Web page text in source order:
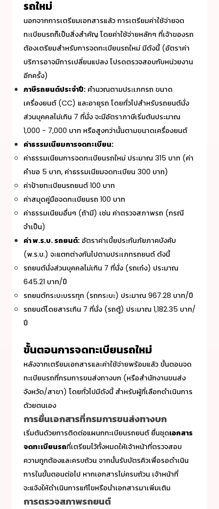
รถใหม่
นอกจากการเตรียมเอกสารแล้ว การเตรียมค่าใช้จ่ายจด
ทะเบียนรถก็เป็นสิ่งสำคัญ โดยค่าใช้จ่ายหลักๆ ที่เจ้าของรถ
ต้องเตรียมสำหรับการจดทะเบียนรถใหม่ มีดังนี้ (อัตราค่า
บริการอาจมีการเปลี่ยนแปลง โปรดตรวจสอบกับหน่วยงาน
อีกครั้ง)
ภาษีรถยนต์ประจำปี: คำนวณตามประเภทรถ ขนาด
เครื่องยนต์ (CC) และอายุรถ โดยทั่วไปสำหรับรถยนต์นั่ง
ส่วนบุคคลไม่เกิน 7 ที่นั่ง จะมีอัตราภาษีเริ่มต้นประมาณ
1,000 - 7,000 บาท หรือสูงกว่านั้นตามขนาดเครื่องยนต์
ค่าธรรมเนียมการจดทะเบียน:
ค่าธรรมเนียมการจดทะเบียนรถใหม่ ประมาณ 315 บาท (ค่า
คำขอ 5 บาท, ค่าธรรมเนียมจดทะเบียน 300 บาท)
ค่าป้ายทะเบียนรถยนต์ 100 บาท
ค่าสมุดคู่มือจดทะเบียนรถ 100 บาท
ค่าธรรมเนียมอื่นๆ (ถ้ามี) เช่น ค่าตรวจสภาพรถ (กรณี
จำเป็น)
ค่า พ.ร.บ. รถยนต์: อัตราค่าเบี้ยประกันภัยภาคบังคับ
(พ.ร.บ.) จะแตกต่างกันไปตามประเภทรถยนต์ ดังนี้
รถยนต์นั่งส่วนบุคคลไม่เกิน 7 ที่นั่ง (รถเก๋ง) ประมาณ
645.21 บาท/ปี
รถยนต์กระบะบรรทุก (รถกระบะ) ประมาณ 967.28 บาท/ปี
รถยนต์โดยสารเกิน 7 ที่นั่ง (รถตู้) ประมาณ 1,182.35 บาท/
ปี
ขั้นตอนการจดทะเบียนรถใหม่
หลังจากเตรียมเอกสารและค่าใช้จ่ายพร้อมแล้ว ขั้นตอนจด
ทะเบียนรถที่กรมการขนส่งทางบก (หรือสำนักงานขนส่ง
จังหวัด/สาขา) โดยทั่วไปมีดังนี้ สำหรับผู้ที่เลือกดำเนินการ
ด้วยตนเอง
การยื่นเอกสารที่กรมการขนส่งทางบก
เริ่มต้นด้วยการติดต่อแผนกทะเบียนรถยนต์ ยื่นชุดเอกสาร
จดทะเบียนรถที่เตรียมไว้ทั้งหมดให้เจ้าหน้าที่ตรวจสอบ
ความถูกต้องและครบถ้วน จากนั้นรับบัตรคิวเพื่อรอดำเนิน
การในขั้นตอนต่อไป หากเอกสารไม่ครบถ้วน เจ้าหน้าที่
จะแจ้งให้ดำเนินการแก้ไขหรือนำเอกสารมาเพิ่มเติม
การตรวจสภาพรถยนต์